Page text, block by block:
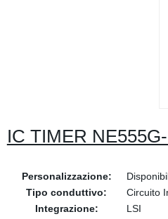
IC TIMER
Personalizzazione:
Tipo conduttivo:
Circuito
Integrazione:
LSI